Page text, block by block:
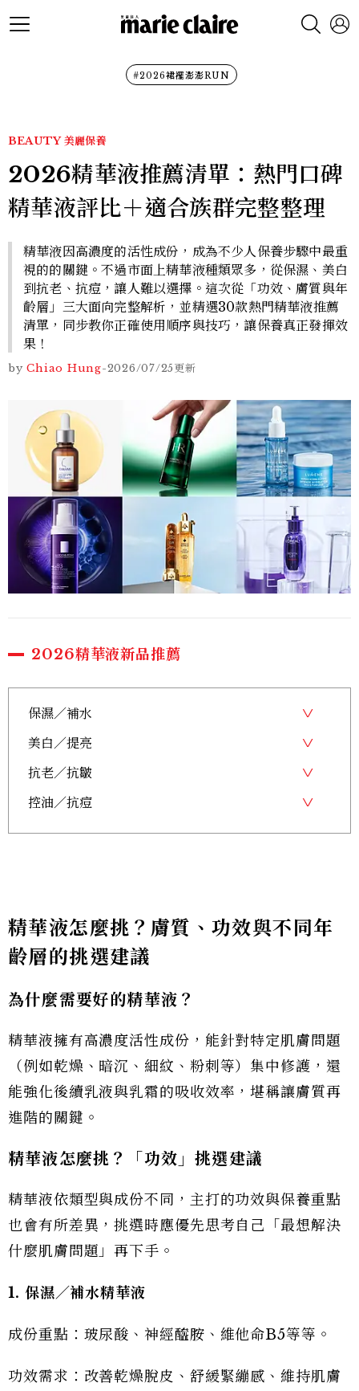
#2026裙襬澎澎RUN
BEAUTY 美麗保養
2026精華液推薦清單：熱門口碑
精華液評比＋適合族群完整整理
精華液因高濃度的活性成份，成為不少人保養步驟中最重
視的的關鍵。不過市面上精華液種類眾多，從保濕、美白
到抗老、抗痘，讓人難以選擇。這次從「功效、膚質與年
齡層」三大面向完整解析，並精選30款熱門精華液推薦
清單，同步教你正確使用順序與技巧，讓保養真正發揮效
果！
by Chiao Hung-2026/07/25更新
2026精華液新品推薦
保濕／補水
美白／提亮
抗老／抗皺
控油／抗痘
精華液怎麼挑？膚質、功效與不同年
齡層的挑選建議
為什麼需要好的精華液？
精華液擁有高濃度活性成份，能針對特定肌膚問題
（例如乾燥、暗沉、細紋、粉刺等）集中修護，還
能強化後續乳液與乳霜的吸收效率，堪稱讓膚質再
進階的關鍵。
精華液怎麼挑？「功效」挑選建議
精華液依類型與成份不同，主打的功效與保養重點
也會有所差異，挑選時應優先思考自己「最想解決
什麼肌膚問題」再下手。
1. 保濕／補水精華液
成份重點：玻尿酸、神經醯胺、維他命B5等等。
功效需求：改善乾燥脫皮、舒緩緊繃感、維持肌膚